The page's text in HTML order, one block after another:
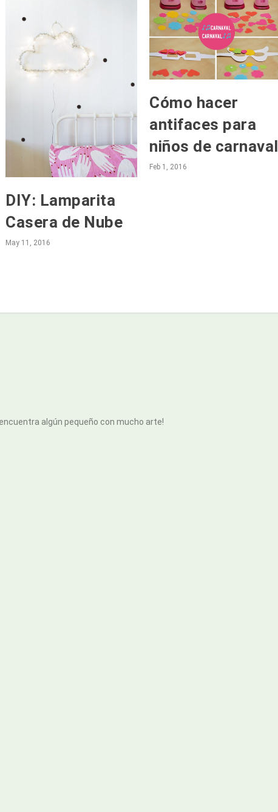
DIY: Lamparita
Casera de Nube
May 11, 2016
Cómo hacer
antifaces para
niños de carnaval
Feb 1, 2016
algún pequeño con mucho arte!